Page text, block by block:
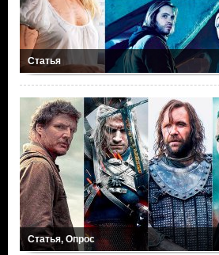
Статья
Статья, Опрос